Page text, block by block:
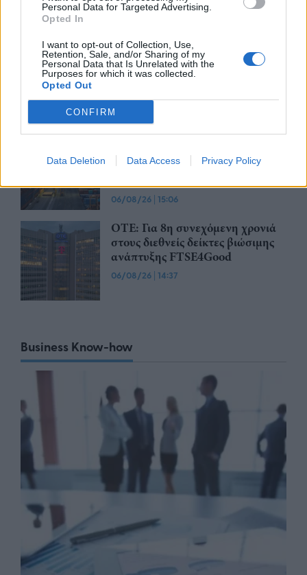
Personal Data for Targeted Advertising.
Opted In
I want to opt-out of Collection, Use,
Retention, Sale, and/or Sharing of my
Personal Data that Is Unrelated with the
Purposes for which it was collected.
Opted Out
CONFIRM
Data Deletion Data Access Privacy Policy
06/08/26|16:18
Apple: Προσφεύγει στη
Δικαιοσύνη κατά της OpenAI για
φερόμενη υπεξαίρεση εμπορικών
06/08/26
ΟΛΘ: Νέα επένδυση σε σύγχρονο
εξοπλισμό για μεγαλύτερη
αποδοτικότητα και
06/08/26 | 15:06
ΟΤΕ: Για 8η συνεχόμενη χρονιά
στους διεθνείς δείκτες βιώσιμης
ανάπτυξης FTSE4Good
06/08/26 | 14:37
Business Know-how